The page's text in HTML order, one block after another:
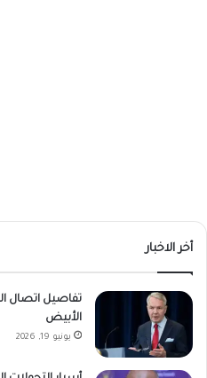
أخر الاخبار
تفاصيل اتصال
الأبيض
يونيو 19, 2026